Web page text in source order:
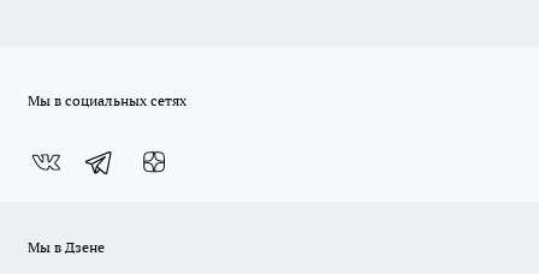
Мы в социальных сетях
Мы в Дзене